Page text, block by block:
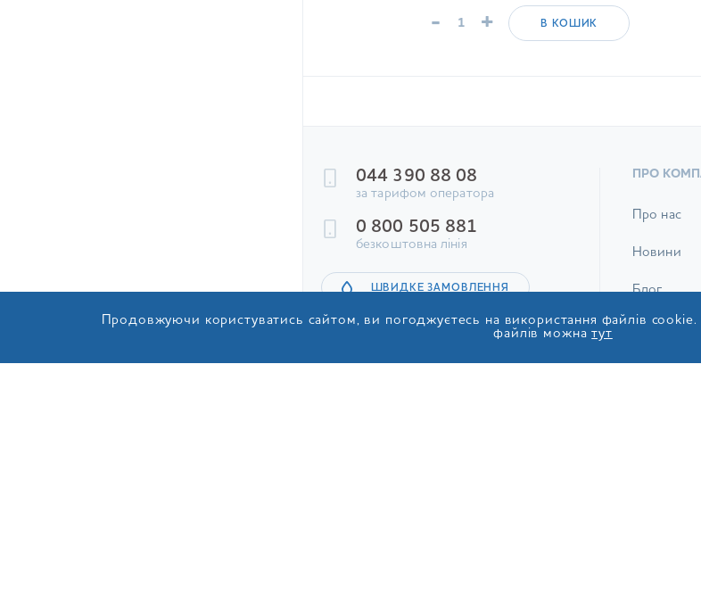
- + В КОШИК
044 390 88 08
за тарифом оператора
0 800 505 881
безкоштовна лінія
ШВИДКЕ ЗАМОВЛЕННЯ
ПРО
Про нас
Новини
Блог
Вода
Продовжуючи користуватись сайтом, ви погоджуєтесь на використання файлів
файлів можнатут